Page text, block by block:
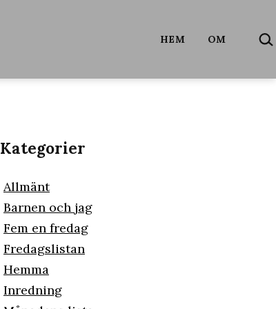
HEM OM
…
Kategorier
Allmänt
Barnen och jag
Fem en fredag
Fredagslistan
Hemma
Inredning